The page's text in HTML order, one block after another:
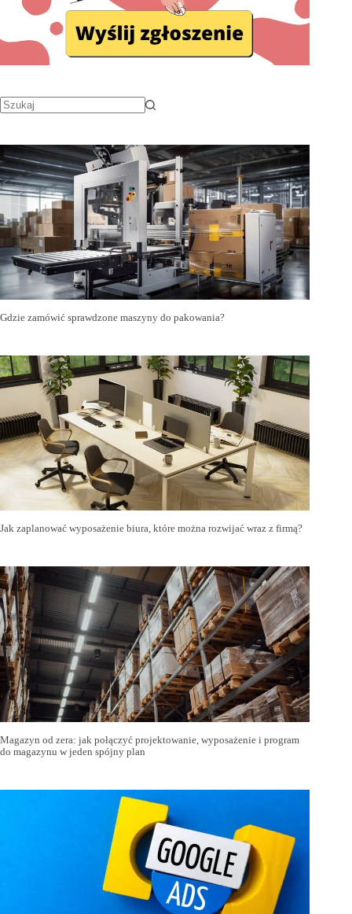
Gdzie zamówić sprawdzone maszyny do pakowania?
Jak zaplanować wyposażenie biura, które można rozwijać wraz z firmą?
Magazyn od zera: jak połączyć projektowanie, wyposażenie i program
do magazynu w jeden spójny plan